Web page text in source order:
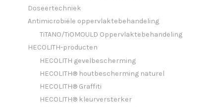
Doseertechniek
Antimicrobiële oppervlaktebehandeling
TiTANO/TiOMOULD Oppervlaktebehandeling
HECOLITH-producten
HECOLITH gevelbescherming
HECOLITH® houtbescherming naturel
HECOLITH® Graffiti
HECOLITH® kleurversterker